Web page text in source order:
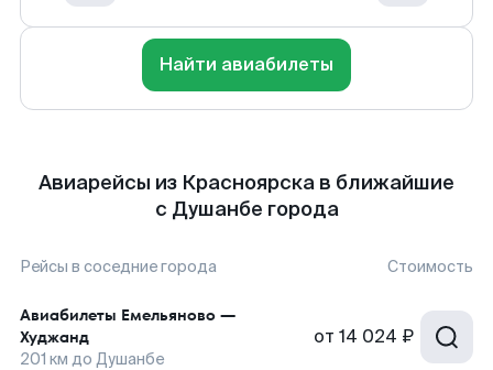
Найти авиабилеты
Авиарейсы из Красноярска в ближайшие
с Душанбе города
Рейсы в соседние города Стоимость
Авиабилеты Емельяново —
Худжанд
201 км до Душанбе
от 14 024 ₽